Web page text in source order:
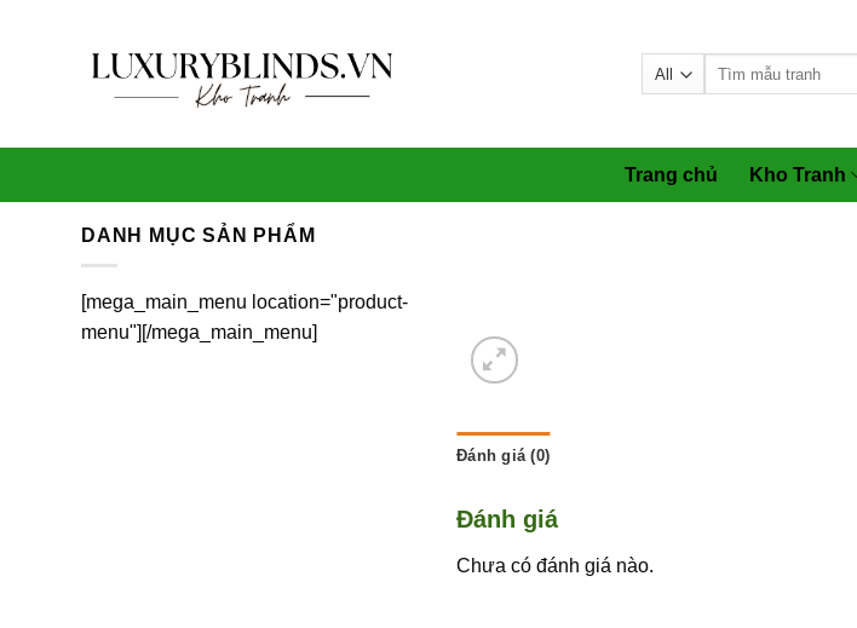
Trang chủ Kho Tranh
DANH MỤC SẢN PHẨM
[mega_main_menu location="product-
menu"][/mega_main_menu]
Đánh giá (0)
Đánh giá
Chưa có đánh giá nào.